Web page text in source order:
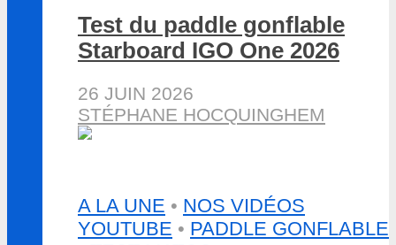
Test du paddle gonflable
Starboard IGO One 2026
26 JUIN 2026
STÉPHANE HOCQUINGHEM
A LA UNE • NOS VIDÉOS
YOUTUBE • PADDLE GONFLABLE